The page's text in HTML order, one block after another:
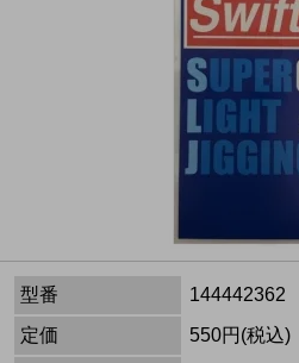
型番
144442362
定価
550円(税込)